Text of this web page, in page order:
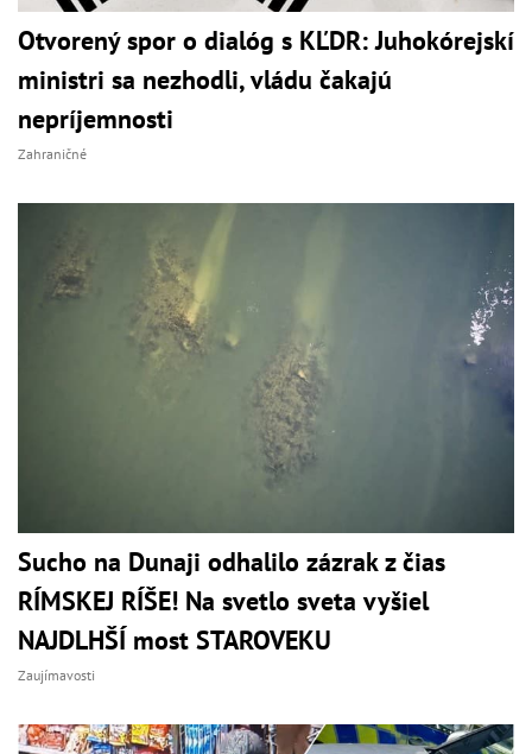
Otvorený spor o dialóg s KĽDR: Juhokórejskí
ministri sa nezhodli, vládu čakajú
nepríjemnosti
Zahraničné
Sucho na Dunaji odhalilo zázrak z čias
RÍMSKEJ RÍŠE! Na svetlo sveta vyšiel
NAJDLHŠÍ most STAROVEKU
Zaujímavosti